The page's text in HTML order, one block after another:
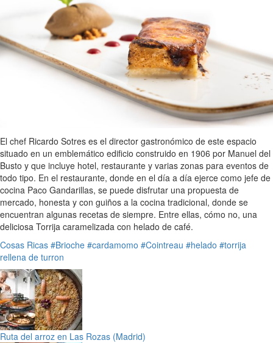
El chef Ricardo Sotres es el director gastronómico de este espacio
situado en un emblemático edificio construido en 1906 por Manuel del
Busto y que incluye hotel, restaurante y varias zonas para eventos de
todo tipo. En el restaurante, donde en el día a día ejerce como jefe de
cocina Paco Gandarillas, se puede disfrutar una propuesta de
mercado, honesta y con guiños a la cocina tradicional, donde se
encuentran algunas recetas de siempre. Entre ellas, cómo no, una
deliciosa Torrija caramelizada con helado de café.
Cosas Ricas #Brioche #cardamomo #Cointreau #helado #torrija
rellena de turron
Ruta del arroz en Las Rozas (Madrid)